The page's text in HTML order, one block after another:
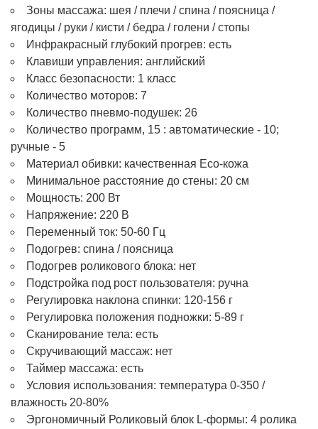
Зоны массажа: шея / плечи / спина / поясница /
ягодицы / руки / кисти / бедра / голени / стопы
Инфракрасный глубокий прогрев: есть
Клавиши управления: английский
Класс безопасности: 1 класс
Количество моторов: 7
Количество пневмо-подушек: 26
Количество программ, 15 : автоматические - 10;
ручные - 5
Материал обивки: качественная Eco-кожа
Минимальное расстояние до стены: 20 см
Мощность: 200 Вт
Напряжение: 220 В
Переменный ток: 50-60 Гц
Подогрев: спина / поясница
Подогрев роликового блока: нет
Подстройка под рост пользователя: ручна
Регулировка наклона спинки: 120-156 г
Регулировка положения подножки: 5-89 г
Сканирование тела: есть
Скручивающий массаж: нет
Таймер массажа: есть
Условия использования: температура 0-350 /
влажность 20-80%
Эргономичный Роликовый блок L-формы: 4 ролика